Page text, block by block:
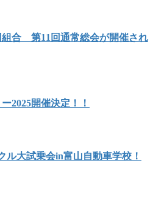
組合 第11回通常総会が開催され
2025開催決定！！
ル大試乗会in富山自動車学校！